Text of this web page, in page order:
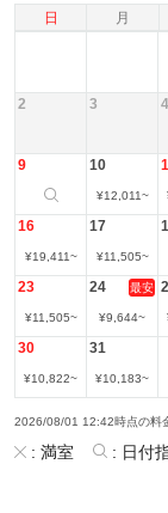
日 月
2 3 4
9 10
¥12,011~
16
¥19,411~
17
¥11,505~
23
¥11,505~
24 最安
¥9,644~
30
¥10,822~
31
¥10,183~
2026/08/01 12:42時点の料
: 満室 : 日付